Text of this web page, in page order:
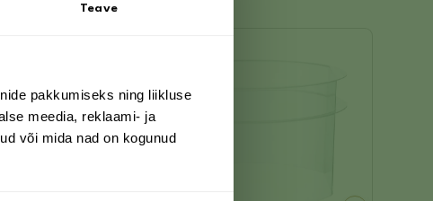
Teave
pakkumiseks ning liikluse
meedia, reklaami- ja
või mida nad on kogunud